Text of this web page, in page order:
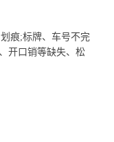
痕;标牌、车号不完
开口销等缺失、松